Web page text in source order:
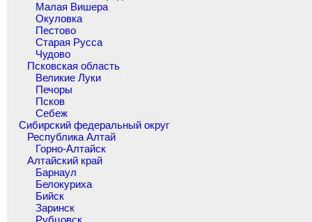
Малая Вишера
Окуловка
Пестово
Старая Русса
Чудово
Псковская область
Великие Луки
Печоры
Псков
Себеж
Сибирский федеральный округ
Республика Алтай
Горно-Алтайск
Алтайский край
Барнаул
Белокуриха
Бийск
Заринск